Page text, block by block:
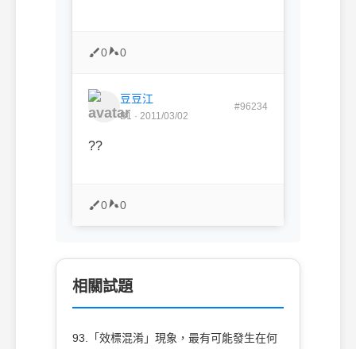
0 0
豆豆江
B1 · 2011/03/02
#96234
??
0 0
相關試題
93.「效標混淆」現象，最有可能發生在何